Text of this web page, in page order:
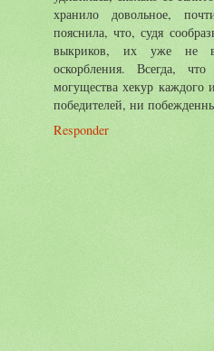
хранило довольное,
пояснила, что, судя
выкриков, их уже не
оскорбления. Всегда,
могущества хекур каждого
победителей, ни
Responder